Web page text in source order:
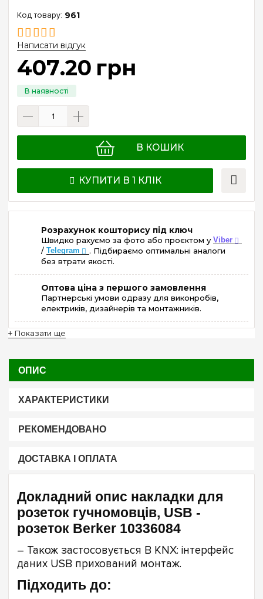
961
Написати відгук
407.20 грн
В КОШИК
КУПИТИ В 1 КЛІК
Розрахунок кошторису під ключ
Швидко рахуємо за фото або проєктом у Viber
/ Telegram
. Підбираємо оптимальні аналоги
без втрати якості.
Оптова ціна з першого замовлення
Партнерські умови одразу для виконробів,
електриків, дизайнерів та монтажників.
+ Показати ще
ОПИС
ХАРАКТЕРИСТИКИ
РЕКОМЕНДОВАНО
ДОСТАВКА І ОПЛАТА
Докладний опис накладки для
розеток гучномовців, USB -
розеток Berker 10336084
– Також застосовується B KNX: інтерфейс
даних USB прихований монтаж.
Підходить до: